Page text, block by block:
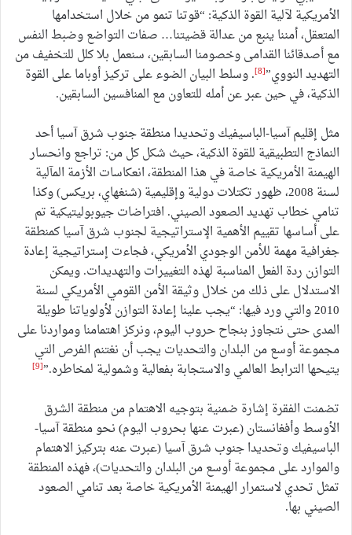
الأمريكية لآلية القوة الذكية: “قوتنا تنمو من خلال استخدامها
المتعقل، أمننا ينبع من عدالة قضيتنا… صفات التواضع وضبط النفس
مع أصدقائنا القدامى وخصومنا السابقين، سنعمل بلا كلل للتخفيف من
التهديد النووي”[8] . وسلط البيان الضوء على تركيز أوباما على القوة
الذكية، في حين عبر عن أمله للتعاون مع المنافسين السابقين.
مثل إقليم آسيا-الباسيفيك وتحديدا منطقة جنوب شرق آسيا أحد
النماذج التطبيقية للقوة الذكية، حيث شكل كل من: تراجع وانحسار
الهيمنة الأمريكية خاصة في هذا المنطقة، انعكاسات الأزمة المآلية
لسنة 2008، ظهور تكتلات دولية وإقليمية (شنغهاي، بريكس) وكذا
تنامي خطاب تهديد الصعود الصيني. افتراضات جيوبوليتيكية تم
على أساسها تقييم الأهمية الإستراتيجية لجنوب شرق آسيا كمنطقة
جغرافية مهمة للأمن الوجودي الأمريكي، فجاءت إستراتيجية إعادة
التوازن ردة الفعل المناسبة لهذه التغييرات والتهديدات. ويمكن
الاستدلال على ذلك من خلال وثيقة الأمن القومي الأمريكي لسنة
2010 والتي ورد فيها: “يجب علينا إعادة التوازن لأولوياتنا طويلة
المدى حتى نتجاوز بنجاح حروب اليوم، ونركز اهتمامنا ومواردنا على
مجموعة أوسع من البلدان والتحديات يجب أن نغتنم الفرص التي
يتيحها الترابط العالمي والاستجابة بفعالية وشمولية لمخاطره.”[9]
تضمنت الفقرة إشارة ضمنية بتوجيه الاهتمام من منطقة الشرق
الأوسط وأفغانستان (عبرت عنها بحروب اليوم) نحو منطقة آسيا-
الباسيفيك وتحديدا جنوب شرق آسيا (عبرت عنه بتركيز الاهتمام
والموارد على مجموعة أوسع من البلدان والتحديات)، فهذه المنطقة
تمثل تحدي لاستمرار الهيمنة الأمريكية خاصة بعد تنامي الصعود
الصيني بها.